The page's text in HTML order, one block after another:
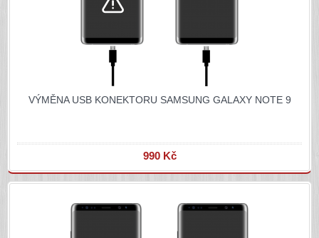
VÝMĚNA USB KONEKTORU SAMSUNG GALAXY NOTE 9
990 Kč